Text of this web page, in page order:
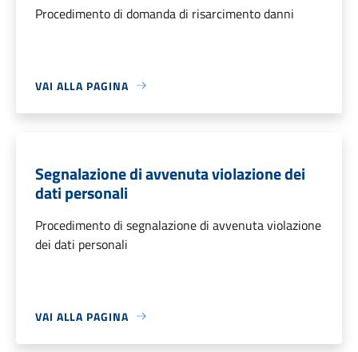
Procedimento di domanda di risarcimento danni
VAI ALLA PAGINA
Segnalazione di avvenuta violazione dei
dati personali
Procedimento di segnalazione di avvenuta violazione
dei dati personali
VAI ALLA PAGINA